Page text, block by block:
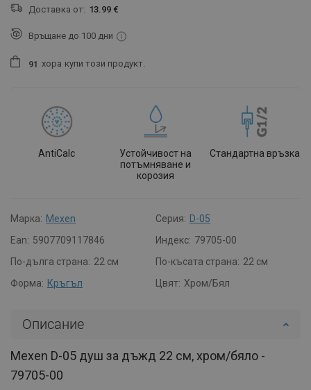
Доставка от: 13.99 €
Връщане до 100 дни
91 хора купи този продукт.
AntiCalc
Устойчивост на
потъмняване и
корозия
Стандартна връзка
Марка: Mexen Серия: D-05
Ean: 5907709117846 Индекс: 79705-00
По-дълга страна: 22 см По-късата страна: 22 см
Форма: Кръгъл Цвят: Хром/Бял
Описание
Mexen D-05 душ за дъжд 22 см, хром/бяло -
79705-00